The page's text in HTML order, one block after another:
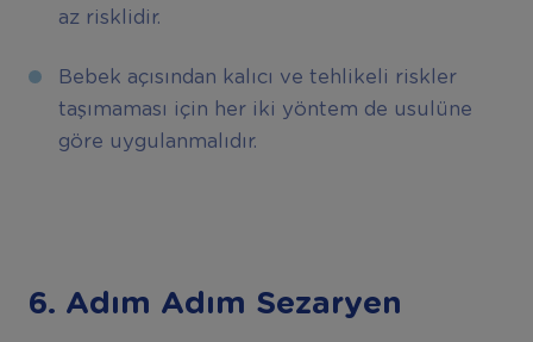
az risklidir.
Bebek açısından kalıcı ve tehlikeli riskler
taşımaması için her iki yöntem de usulüne
göre uygulanmalıdır.
6. Adım Adım Sezaryen